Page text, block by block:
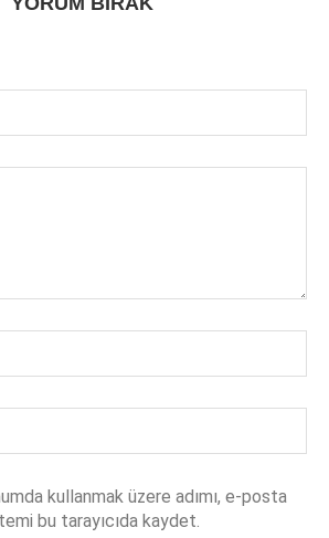
kullanmak üzere adımı, e-posta
bu tarayıcıda kaydet.